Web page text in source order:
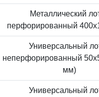
Металлический
перфорированный
Универсальный
неперфорированный
мм)
Универсальный